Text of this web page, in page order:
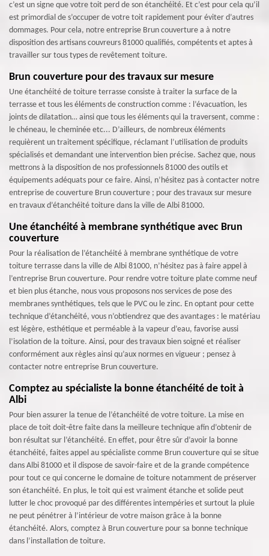
c’est un signe que votre toit perd de son étanchéité. Et c’est pour cela qu’il
est primordial de s’occuper de votre toit rapidement pour éviter d’autres
dommages. Pour cela, notre entreprise Brun couverture a à notre
disposition des artisans couvreurs 81000 qualifiés, compétents et aptes à
travailler sur tous types de revêtement toiture.
Brun couverture pour des travaux sur mesure
Une étanchéité de toiture terrasse consiste à traiter la surface de la
terrasse et tous les éléments de construction comme : l’évacuation, les
joints de dilatation… ainsi que tous les éléments qui la traversent, comme :
le chéneau, le cheminée etc... D’ailleurs, de nombreux éléments
requièrent un traitement spécifique, réclamant l’utilisation de produits
spécialisés et demandant une intervention bien précise. Sachez que, nous
mettrons à la disposition de nos professionnels 81000 des outils et
équipements adéquats pour ce faire. Ainsi, n’hésitez pas à contacter notre
entreprise de couverture Brun couverture ; pour des travaux sur mesure
en travaux d’étanchéité toiture dans la ville de Albi 81000.
Une étanchéité à membrane synthétique avec Brun
couverture
Pour la réalisation de l’étanchéité à membrane synthétique de votre
toiture terrasse dans la ville de Albi 81000, n’hésitez pas à faire appel à
l’entreprise Brun couverture. Pour rendre votre toiture plate comme neuf
et bien plus étanche, nous vous proposons nos services de pose des
membranes synthétiques, tels que le PVC ou le zinc. En optant pour cette
technique d’étanchéité, vous n’obtiendrez que des avantages : le matériau
est légère, esthétique et perméable à la vapeur d’eau, favorise aussi
l’isolation de la toiture. Ainsi, pour des travaux bien soigné et réaliser
conformément aux règles ainsi qu’aux normes en vigueur ; pensez à
contacter notre entreprise Brun couverture.
Comptez au spécialiste la bonne étanchéité de toit à
Albi
Pour bien assurer la tenue de l’étanchéité de votre toiture. La mise en
place de toit doit-être faite dans la meilleure technique afin d’obtenir de
bon résultat sur l’étanchéité. En effet, pour être sûr d’avoir la bonne
étanchéité, faites appel au spécialiste comme Brun couverture qui se situe
dans Albi 81000 et il dispose de savoir-faire et de la grande compétence
pour tout ce qui concerne le domaine de toiture notamment de préserver
son étanchéité. En plus, le toit qui est vraiment étanche et solide peut
lutter le choc provoqué par des différentes intempéries et surtout la pluie
ne peut pénétrer à l’intérieur de votre maison grâce à la bonne
étanchéité. Alors, comptez à Brun couverture pour sa bonne technique
dans l’installation de toiture.